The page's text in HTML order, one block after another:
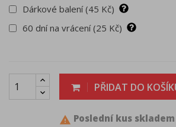
Dárkové balení (45 Kč)
60 dní na vrácení (25 Kč)
PŘIDAT DO
 Poslední kus skladem